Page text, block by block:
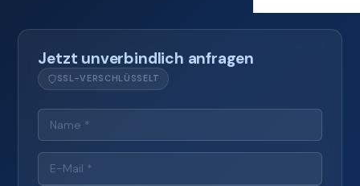
Jetzt unverbindlich anfragen
SSL-VERSCHLÜSSELT